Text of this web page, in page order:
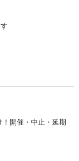
開催・中止・延期